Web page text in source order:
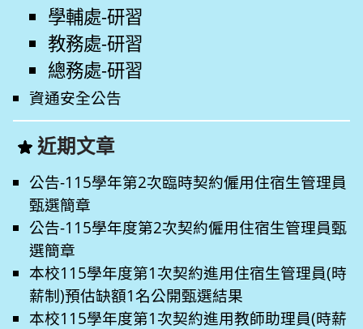
學輔處-研習
教務處-研習
總務處-研習
資通安全公告
近期文章
公告-115學年第2次臨時契約僱用住宿生管理員
甄選簡章
公告-115學年度第2次契約僱用住宿生管理員甄
選簡章
本校115學年度第1次契約進用住宿生管理員(時
薪制)預估缺額1名公開甄選結果
本校115學年度第1次契約進用教師助理員(時薪